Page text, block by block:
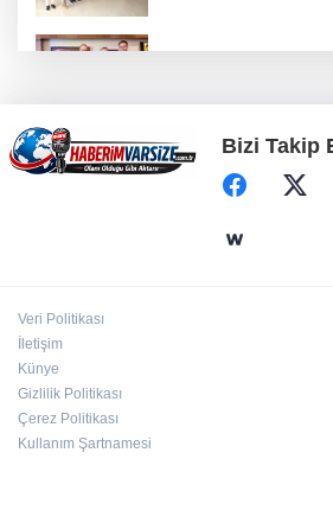
Ankara’da karabuğdayın
Cumhurbaşkanı
Bizi Takip
Veri Politikası
İletişim
Künye
Gizlilik Politikası
Çerez Politikası
Kullanım Şartnamesi